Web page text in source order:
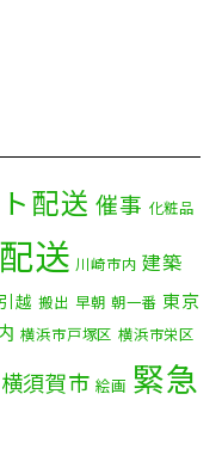
(3)
配送 催事 化粧品
送 川崎市内 建築
引越 搬出 早朝 朝一番 東京
横浜市戸塚区 横浜市栄区
横須賀市 絵画 緊急